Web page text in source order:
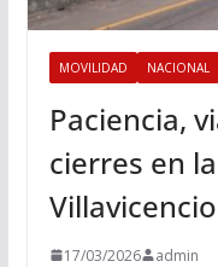
MOVILIDAD NACIONAL
Paciencia,
cierres en
Villavicencio
17/03/2026 admin